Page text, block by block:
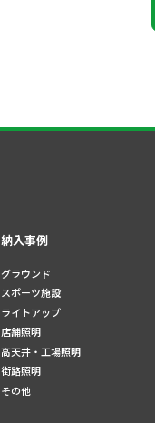
納入事例
グラウンド
スポーツ施設
ライトアップ
店舗照明
高天井・工場照明
街路照明
その他